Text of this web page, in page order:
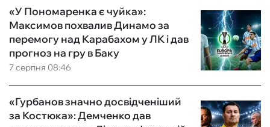
7 серпня 08:46
«У Пономаренка є чуйка»:
Максимов похвалив Динамо за
перемогу над Карабахом у ЛК і дав
прогноз на гру в Баку
«Гурбанов значно досвідченіший
за Костюка»: Демченко дав